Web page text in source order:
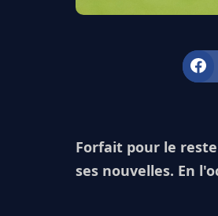
Forfait pour le
ses nouvelles. En